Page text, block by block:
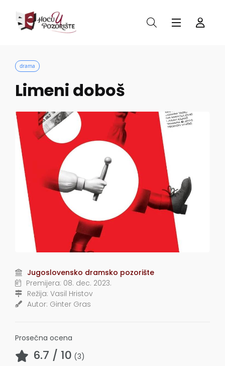
drama
Limeni doboš
Jugoslovensko dramsko pozorište
Premijera: 08. dec. 2023.
Režija: Vasil Hristov
Autor: Ginter Gras
Prosečna ocena
6.7 / 10 (3)